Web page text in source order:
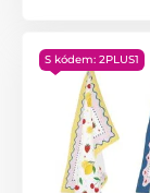
S kódem: 2PLUS1